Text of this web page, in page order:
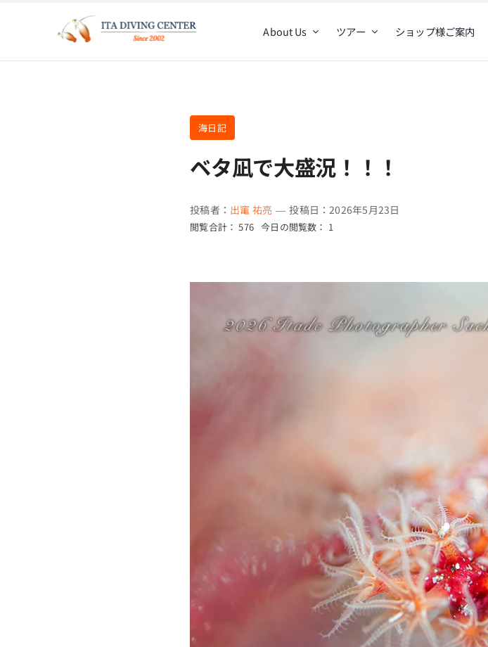
About Us ツアー ショップ様ご案内
海日記
ベタ凪で大盛況！！！
投稿者： 出竃 祐亮 — 投稿日：2026年5月23日
閲覧合計： 576 今日の閲覧数： 1